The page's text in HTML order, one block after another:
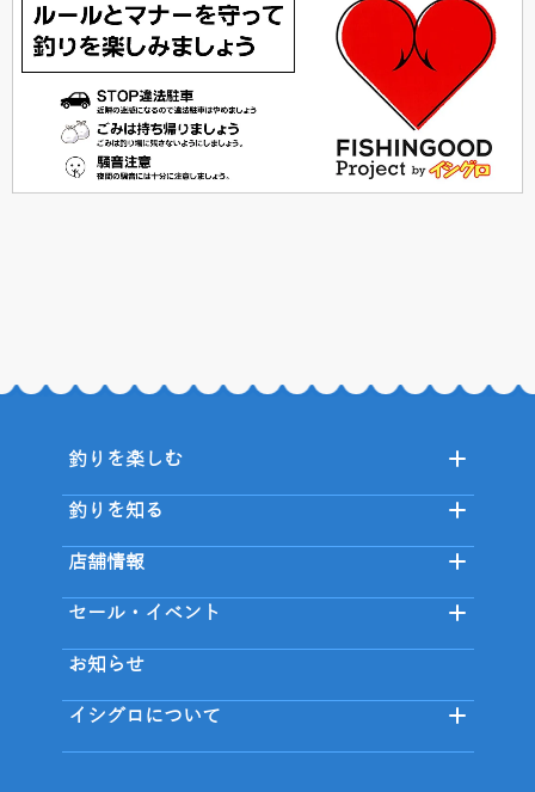
釣りを楽しむ
釣りを知る
店舗情報
セール・イベント
お知らせ
イシグロについて